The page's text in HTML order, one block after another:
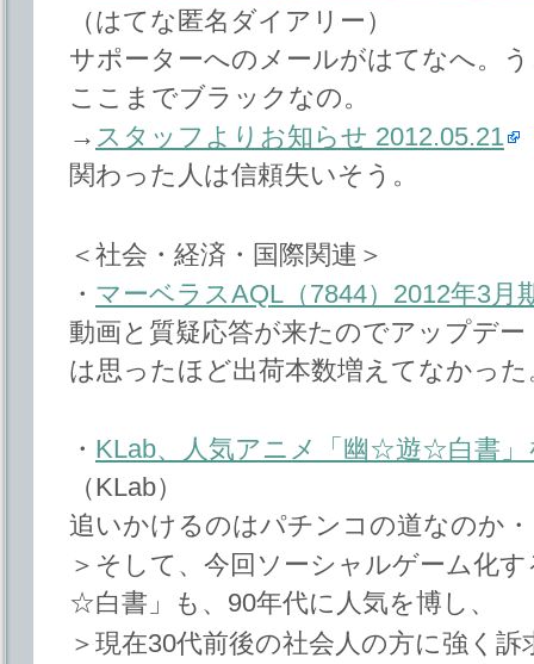
（はてな匿名ダイアリー）
サポーターへのメールがはてなへ。
ここまでブラックなの。
→ スタッフよりお知らせ 2012.05.21
関わった人は信頼失いそう。
＜社会・経済・国際関連＞
・ マーベラスAQL（7844）2012年3月
動画と質疑応答が来たのでアップデ
は思ったほど出荷本数増えてなかった
・ KLab、人気アニメ「幽☆遊☆白書」
（KLab）
追いかけるのはパチンコの道なのか
＞そして、今回ソーシャルゲーム化
☆白書」も、90年代に人気を博し、
＞現在30代前後の社会人の方に強く